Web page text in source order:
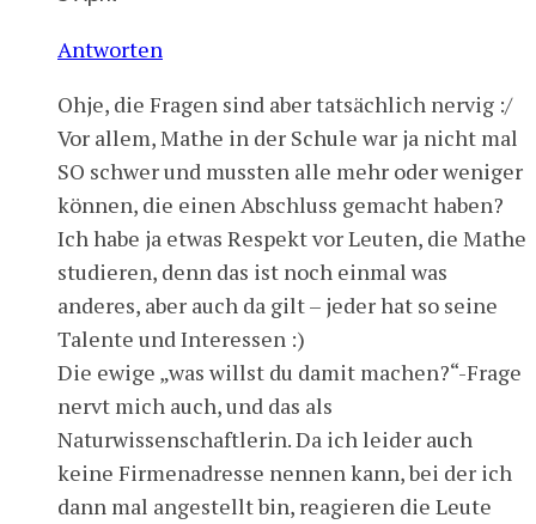
Antworten
Ohje, die Fragen sind aber tatsächlich nervig :/
Vor allem, Mathe in der Schule war ja nicht mal
SO schwer und mussten alle mehr oder weniger
können, die einen Abschluss gemacht haben?
Ich habe ja etwas Respekt vor Leuten, die Mathe
studieren, denn das ist noch einmal was
anderes, aber auch da gilt – jeder hat so seine
Talente und Interessen :)
Die ewige „was willst du damit machen?“-Frage
nervt mich auch, und das als
Naturwissenschaftlerin. Da ich leider auch
keine Firmenadresse nennen kann, bei der ich
dann mal angestellt bin, reagieren die Leute